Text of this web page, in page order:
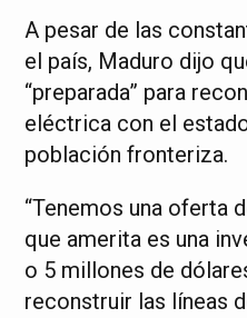
A pesar de las
el país, Maduro dijo
“preparada” para
eléctrica con el
población fronteriza.
“Tenemos una oferta
que amerita es una
o 5 millones de
reconstruir las líneas